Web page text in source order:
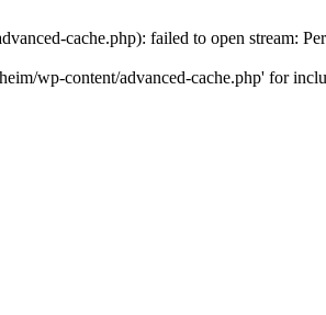
cache.php): failed to open stream:
wp-content/advanced-cache.php' for